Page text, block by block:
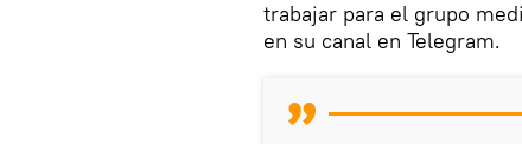
trabajar para el grupo
en su canal en Telegram.